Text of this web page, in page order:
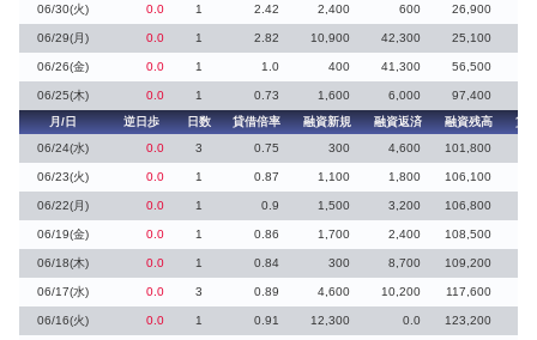
06/30(火) 0.0 1 2.42 2,400 600 26,900
06/29(月) 0.0 1 2.82 10,900 42,300 25,100
06/26(金) 0.0 1 1.0 400 41,300 56,500
06/25(木) 0.0 1 0.73 1,600 6,000
97,400
月/日
逆日歩 日数 貸借倍率 融資新規 融資返済 融資残高
貸
06/24(水)
0.0 3 0.75 300 4,600 101,800
06/23(火) 0.0 1 0.87 1,100 1,800 106,100
06/22(月) 0.0 1 0.9 1,500 3,200 106,800
06/19(金) 0.0 1 0.86 1,700 2,400 108,500
06/18(木) 0.0 1 0.84 300 8,700 109,200
06/17(水) 0.0 3 0.89 4,600 10,200 117,600
06/16(火) 0.0 1 0.91 12,300 0.0 123,200